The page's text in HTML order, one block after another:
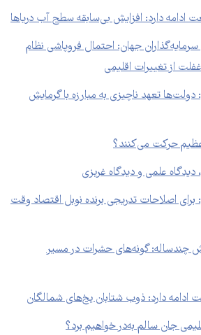
ادامه دارد: افزایش بی‌سابقه سطح آب دریاها
سرمایه‌گذاران جهان: احتمال فروپاشی نظام
از تغییرات اقلیمی
دولت‌ها تعهد ناچیزی به مبارزه با گرمایش
حرکت می‌کنند؟
دیدگاه علمی و دیدگاه غریزی
برای اصلاحات تدریجی برنده نوبل اقتصاد وقت
چندساله: گونه‌های حشرات در مسیر
ادامه دارد: ذوب شتابان یخ‌های شمالگان
جان سالم بە‌در خواهیم برد؟